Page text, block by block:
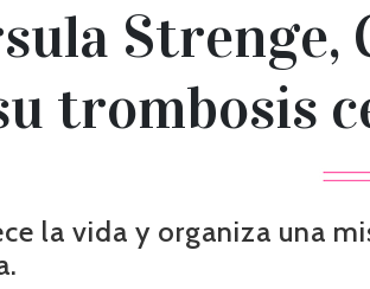
Strenge,
trombosis
la vida y organiza una